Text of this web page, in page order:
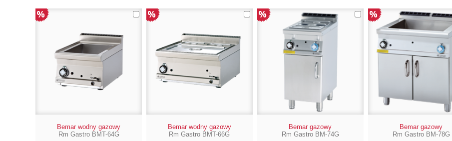
Bemar wodny gazowy
Rm Gastro BMT-64G
Bemar wodny gazowy
Rm Gastro BMT-66G
Bemar gazowy
Rm Gastro BM-74G
Bemar gazowy
Rm Gastro BM-78G